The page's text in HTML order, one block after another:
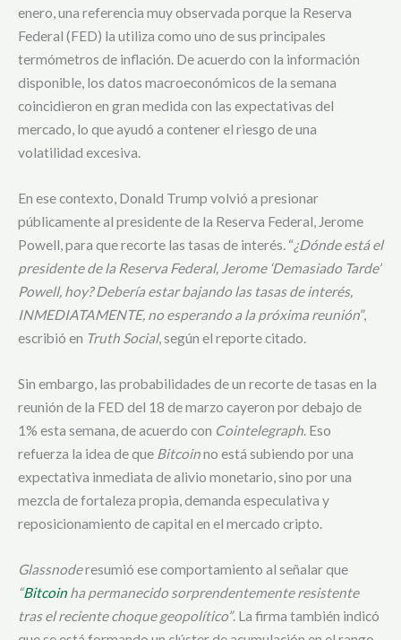
enero, una referencia muy observada porque la Reserva
Federal (FED) la utiliza como uno de sus principales
termómetros de inflación. De acuerdo con la información
disponible, los datos macroeconómicos de la semana
coincidieron en gran medida con las expectativas del
mercado, lo que ayudó a contener el riesgo de una
volatilidad excesiva.
En ese contexto, Donald Trump volvió a presionar
públicamente al presidente de la Reserva Federal, Jerome
Powell, para que recorte las tasas de interés. “¿Dónde está el
presidente de la Reserva Federal, Jerome ‘Demasiado Tarde’
Powell, hoy? Debería estar bajando las tasas de interés,
INMEDIATAMENTE, no esperando a la próxima reunión”,
escribió en Truth Social, según el reporte citado.
Sin embargo, las probabilidades de un recorte de tasas en la
reunión de la FED del 18 de marzo cayeron por debajo de
1% esta semana, de acuerdo con Cointelegraph. Eso
refuerza la idea de que Bitcoinno está subiendo por una
expectativa inmediata de alivio monetario, sino por una
mezcla de fortaleza propia, demanda especulativa y
reposicionamiento de capital en el mercado cripto.
Glassnoderesumió ese comportamiento al señalar que
“Bitcoin ha permanecido sorprendentemente resistente
tras el reciente choque geopolítico”. La firma también indicó